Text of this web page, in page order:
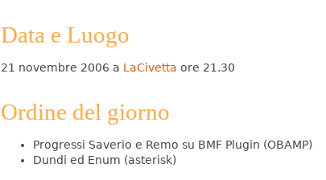
Data e Luogo
21 novembre 2006 a LaCivetta ore 21.30
Ordine del giorno
Progressi Saverio e Remo su BMF Plugin (OBAMP)
Dundi ed Enum (asterisk)